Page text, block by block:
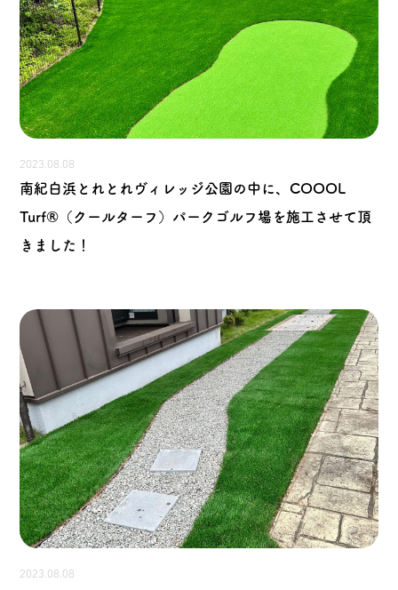
2023.08.08
南紀白浜とれとれヴィレッジ公園の中に、COOOL
Turf®（クールターフ）パークゴルフ場を施工させて頂
きました！
2023.08.08